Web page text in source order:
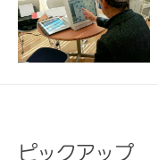
ピックアップ